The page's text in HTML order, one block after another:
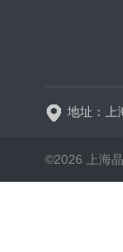
地址：上
©2026 上海